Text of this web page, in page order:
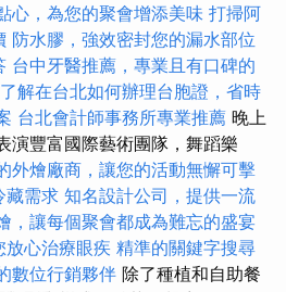
心，為您的聚會增添美味 打掃阿
防水膠，強效密封您的漏水部位
台中牙醫推薦，專業且有口碑的
了解在台北如何辦理台胞證，省時
台北會計師事務所專業推薦 晚上
演豐富國際藝術團隊，舞蹈樂
外燴廠商，讓您的活動無懈可擊
藏需求 知名設計公司，提供一流
，讓每個聚會都成為難忘的盛宴
放心治療眼疾 精準的關鍵字搜尋
數位行銷夥伴 除了種植和自助餐